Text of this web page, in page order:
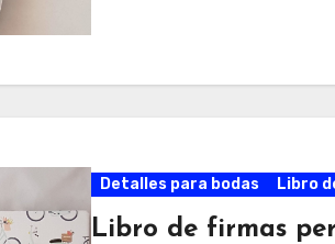
Detalles para bodas Libro
Libro de firmas